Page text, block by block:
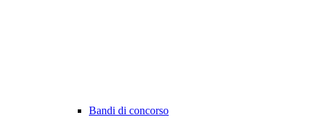
Bandi di concorso